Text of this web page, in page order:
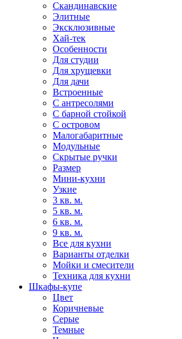
Скандинавские
Элитные
Эксклюзивные
Хай-тек
Особенности
Для студии
Для хрущевки
Для дачи
Встроенные
С антресолями
С барной стойкой
С островом
Малогабаритные
Модульные
Скрытые ручки
Размер
Мини-кухни
Узкие
3 кв. м.
5 кв. м.
6 кв. м.
9 кв. м.
Все для кухни
Варианты отделки
Мойки и смесители
Техника для кухни
Шкафы-купе
Цвет
Коричневые
Серые
Темные